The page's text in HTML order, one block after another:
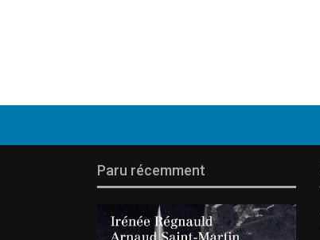
Paru récemment